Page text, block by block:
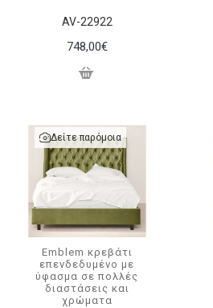
AV-22922
748,00€
Δείτε παρόμοια
Emblem κρεβάτι
επενδεδυμένο με
ύφασμα σε πολλές
διαστάσεις και
χρώματα